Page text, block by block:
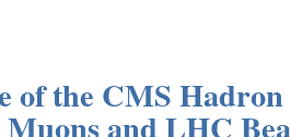
of the CMS
and LHC